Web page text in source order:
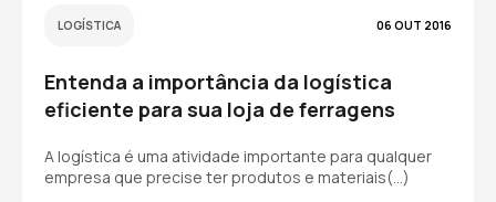
LOGÍSTICA 06 OUT 2016
Entenda a importância da logística
eficiente para sua loja de ferragens
A logística é uma atividade importante para qualquer
empresa que precise ter produtos e materiais(…)